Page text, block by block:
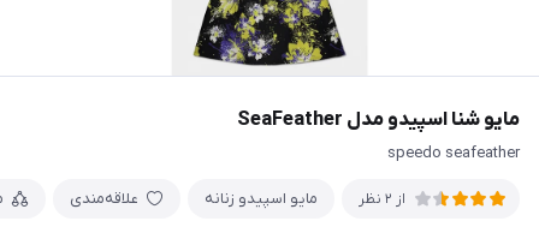
مایو شنا اسپیدو مدل SeaFeather
speedo seafeather
از 2 نظر مایو اسپیدو زنانه علاقه‌مندی